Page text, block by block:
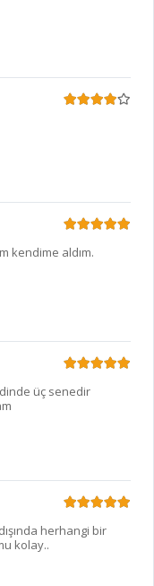
kendime aldım.
üç senedir
herhangi bir
kolay..